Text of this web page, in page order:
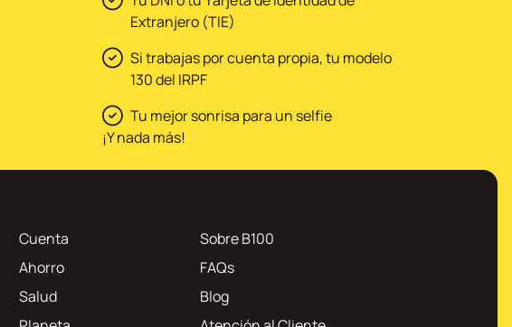
Extranjero (TIE)
Si trabajas por cuenta propia, tu modelo
130 del IRPF
Tu mejor sonrisa para un selfie
¡Y nada más!
Cuenta
Ahorro
Salud
Sobre B100
FAQs
Blog